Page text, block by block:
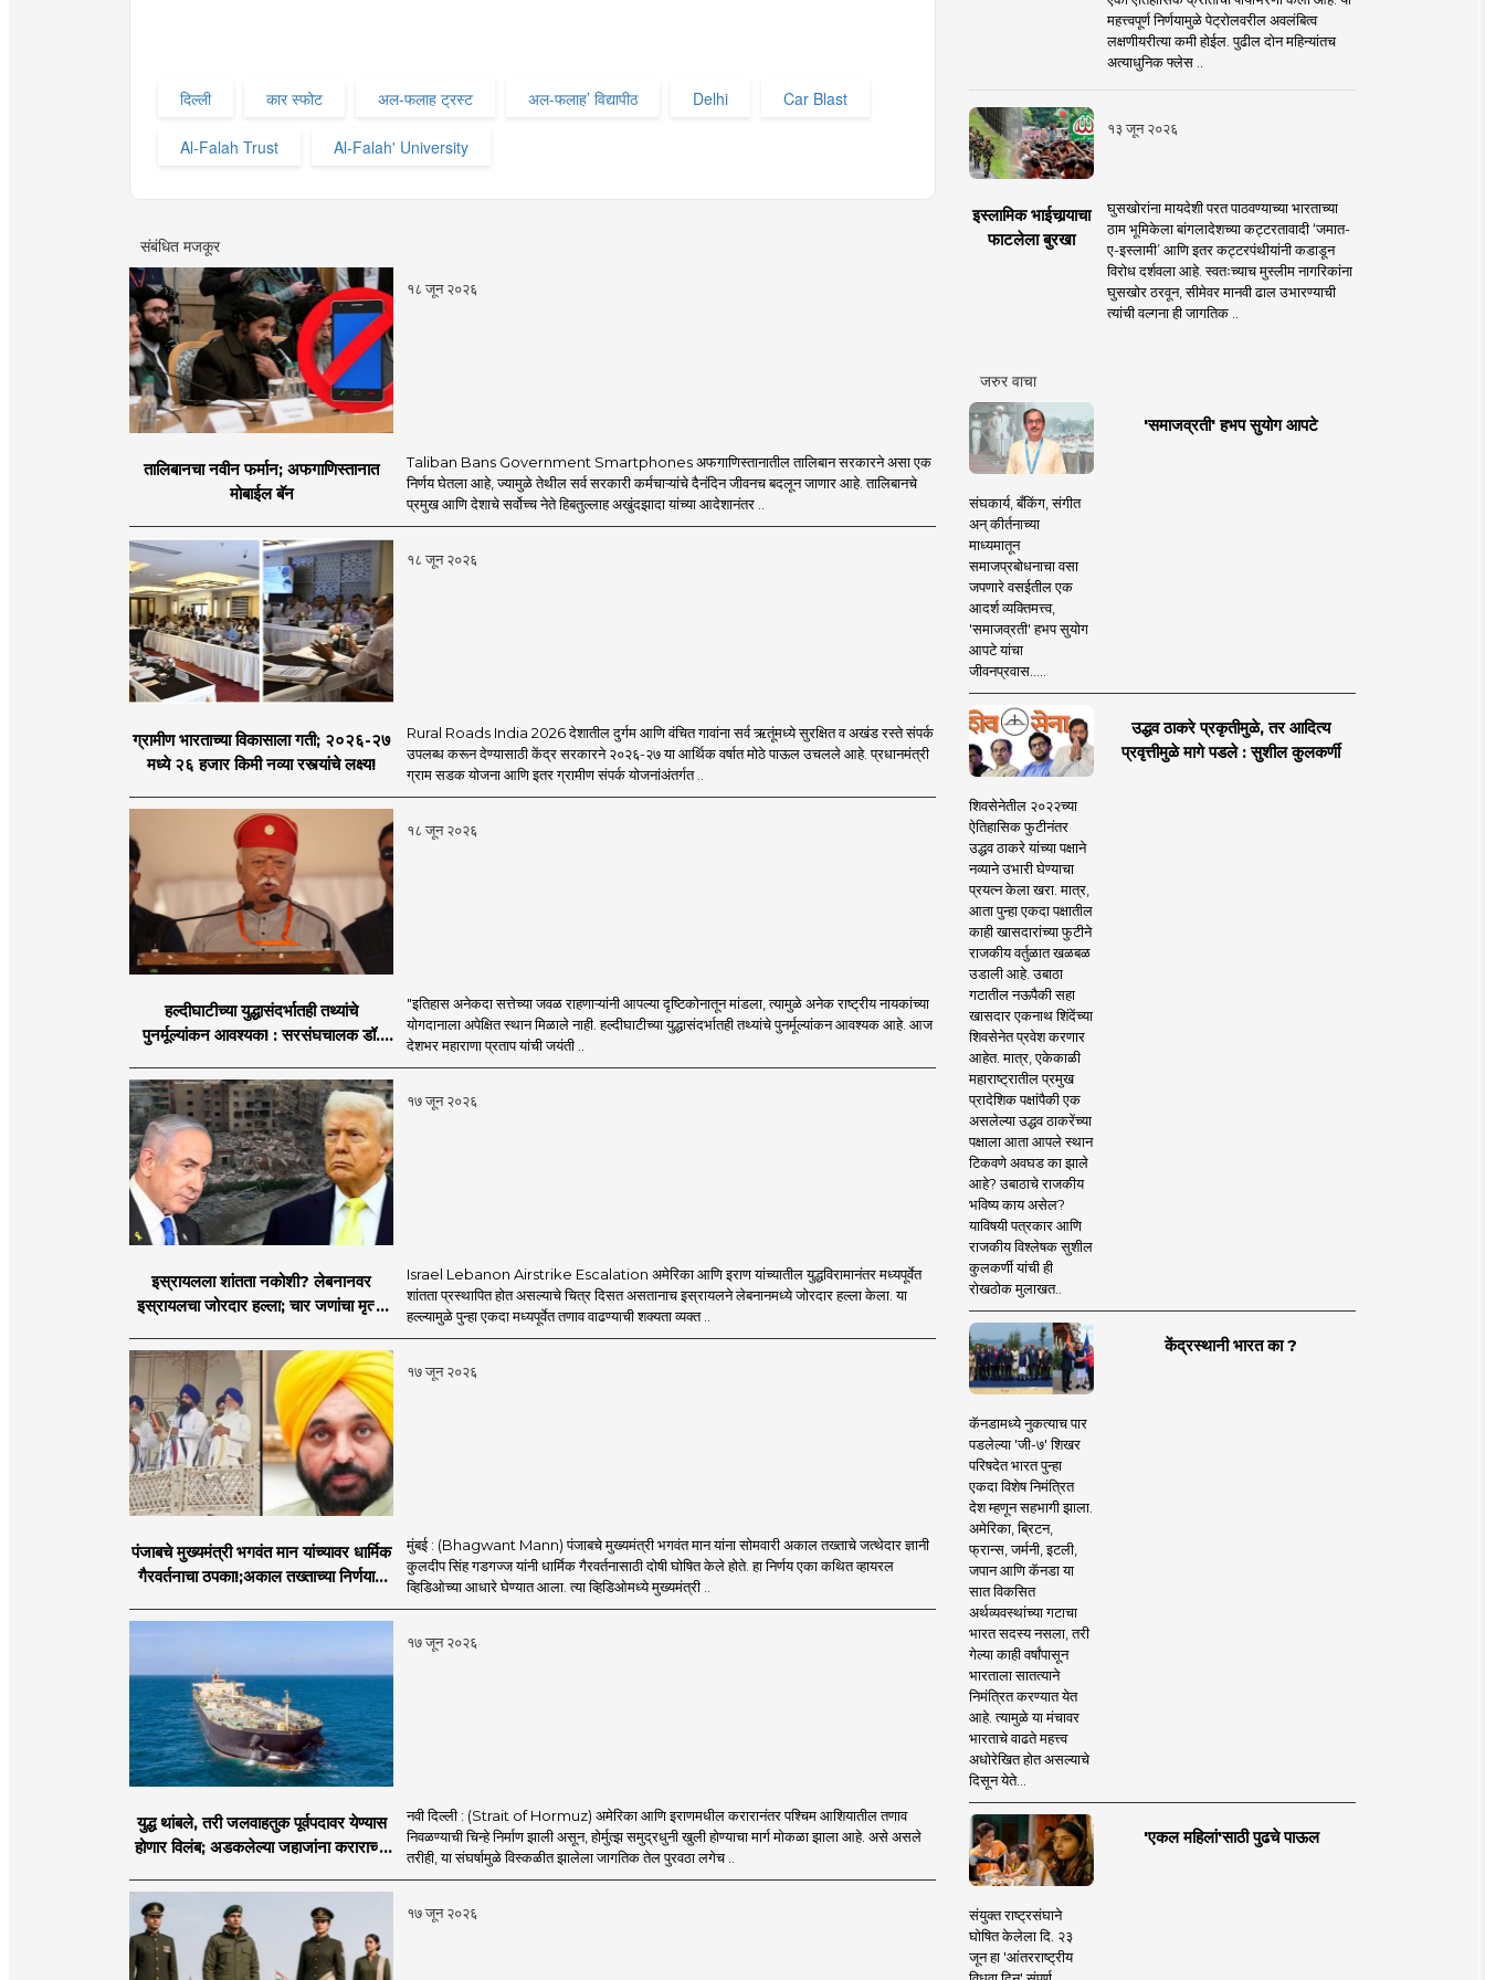
दिल्ली कार स्फोट अल-फलाह ट्रस्ट अल-फलाह’ विद्यापीठ Delhi Car Blast
Al-Falah Trust Al-Falah' University
संबंधित मजकूर
१८ जून २०२६
तालिबानचा नवीन फर्मान; अफगाणिस्तानात
मोबाईल बॅन
Taliban Bans Government Smartphones अफगाणिस्तानातील तालिबान सरकारने असा एक
निर्णय घेतला आहे, ज्यामुळे तेथील सर्व सरकारी कर्मचाऱ्यांचे दैनंदिन जीवनच बदलून जाणार आहे. तालिबानचे
प्रमुख आणि देशाचे सर्वोच्च नेते हिबतुल्लाह अखुंदझादा यांच्या आदेशानंतर ..
१८ जून २०२६
ग्रामीण भारताच्या विकासाला गती; २०२६-२७
मध्ये २६ हजार किमी नव्या रस्त्यांचे लक्ष्य!
Rural Roads India 2026 देशातील दुर्गम आणि वंचित गावांना सर्व ऋतूंमध्ये सुरक्षित व अखंड रस्ते संपर्क
उपलब्ध करून देण्यासाठी केंद्र सरकारने २०२६-२७ या आर्थिक वर्षात मोठे पाऊल उचलले आहे. प्रधानमंत्री
ग्राम सडक योजना आणि इतर ग्रामीण संपर्क योजनांअंतर्गत ..
१८ जून २०२६
हल्दीघाटीच्या युद्धासंदर्भातही तथ्यांचे
पुनर्मूल्यांकन आवश्यक! : सरसंघचालक डॉ.
"इतिहास अनेकदा सत्तेच्या जवळ राहणाऱ्यांनी आपल्या दृष्टिकोनातून मांडला, त्यामुळे अनेक राष्ट्रीय नायकांच्या
योगदानाला अपेक्षित स्थान मिळाले नाही. हल्दीघाटीच्या युद्धासंदर्भातही तथ्यांचे पुनर्मूल्यांकन आवश्यक आहे. आज
देशभर महाराणा प्रताप यांची जयंती ..
१७ जून २०२६
इस्रायलला शांतता नकोशी? लेबनानवर
इस्रायलचा जोरदार हल्ला; चार जणांचा मृत्यू,
Israel Lebanon Airstrike Escalation अमेरिका आणि इराण यांच्यातील युद्धविरामानंतर मध्यपूर्वेत
शांतता प्रस्थापित होत असल्याचे चित्र दिसत असतानाच इस्रायलने लेबनानमध्ये जोरदार हल्ला केला. या
हल्ल्यामुळे पुन्हा एकदा मध्यपूर्वेत तणाव वाढण्याची शक्यता व्यक्त ..
१७ जून २०२६
पंजाबचे मुख्यमंत्री भगवंत मान यांच्यावर धार्मिक
गैरवर्तनाचा ठपका!;अकाल तख्ताच्या निर्णयाने
मुंबई : (Bhagwant Mann) पंजाबचे मुख्यमंत्री भगवंत मान यांना सोमवारी अकाल तख्ताचे जत्थेदार ज्ञानी
कुलदीप सिंह गडगज्ज यांनी धार्मिक गैरवर्तनासाठी दोषी घोषित केले होते. हा निर्णय एका कथित व्हायरल
व्हिडिओच्या आधारे घेण्यात आला. त्या व्हिडिओमध्ये मुख्यमंत्री ..
१७ जून २०२६
युद्ध थांबले, तरी जलवाहतुक पूर्वपदावर येण्यास
होणार विलंब; अडकलेल्या जहाजांना कराराच्या
नवी दिल्ली : (Strait of Hormuz) अमेरिका आणि इराणमधील करारानंतर पश्चिम आशियातील तणाव
निवळण्याची चिन्हे निर्माण झाली असून, होर्मुत्झ समुद्रधुनी खुली होण्याचा मार्ग मोकळा झाला आहे. असे असले
तरीही, या संघर्षामुळे विस्कळीत झालेला जागतिक तेल पुरवठा लगेच ..
१७ जून २०२६
महत्त्वपूर्ण निर्णयामुळे पेट्रोलवरील अवलंबित्व
लक्षणीयरीत्या कमी होईल. पुढील दोन महिन्यांतच
अत्याधुनिक फ्लेस ..
१३ जून २०२६
इस्लामिक भाईचार्‍याचा
फाटलेला बुरखा
घुसखोरांना मायदेशी परत पाठवण्याच्या भारताच्या
ठाम भूमिकेला बांगलादेशच्या कट्टरतावादी ‘जमात-
ए-इस्लामी’ आणि इतर कट्टरपंथीयांनी कडाडून
विरोध दर्शवला आहे. स्वतःच्याच मुस्लीम नागरिकांना
घुसखोर ठरवून, सीमेवर मानवी ढाल उभारण्याची
त्यांची वल्गना ही जागतिक ..
जरुर वाचा
'समाजव्रती' हभप सुयोग आपटे
संघकार्य, बँकिंग, संगीत
अन् कीर्तनाच्या
माध्यमातून
समाजप्रबोधनाचा वसा
जपणारे वसईतील एक
आदर्श व्यक्तिमत्त्व,
'समाजव्रती' हभप सुयोग
आपटे यांचा
जीवनप्रवास.....
उद्धव ठाकरे प्रकृतीमुळे, तर आदित्य
प्रवृत्तीमुळे मागे पडले : सुशील कुलकर्णी
शिवसेनेतील २०२२च्या
ऐतिहासिक फुटीनंतर
उद्धव ठाकरे यांच्या पक्षाने
नव्याने उभारी घेण्याचा
प्रयत्न केला खरा. मात्र,
आता पुन्हा एकदा पक्षातील
काही खासदारांच्या फुटीने
राजकीय वर्तुळात खळबळ
उडाली आहे. उबाठा
गटातील नऊपैकी सहा
खासदार एकनाथ शिंदेंच्या
शिवसेनेत प्रवेश करणार
आहेत. मात्र, एकेकाळी
महाराष्ट्रातील प्रमुख
प्रादेशिक पक्षांपैकी एक
असलेल्या उद्धव ठाकरेंच्या
पक्षाला आता आपले स्थान
टिकवणे अवघड का झाले
आहे? उबाठाचे राजकीय
भविष्य काय असेल?
याविषयी पत्रकार आणि
राजकीय विश्लेषक सुशील
कुलकर्णी यांची ही
रोखठोक मुलाखत..
केंद्रस्थानी भारत का ?
कॅनडामध्ये नुकत्याच पार
पडलेल्या 'जी-७' शिखर
परिषदेत भारत पुन्हा
एकदा विशेष निमंत्रित
देश म्हणून सहभागी झाला.
अमेरिका, ब्रिटन,
फ्रान्स, जर्मनी, इटली,
जपान आणि कॅनडा या
सात विकसित
अर्थव्यवस्थांच्या गटाचा
भारत सदस्य नसला, तरी
गेल्या काही वर्षांपासून
भारताला सातत्याने
निमंत्रित करण्यात येत
आहे. त्यामुळे या मंचावर
भारताचे वाढते महत्त्व
अधोरेखित होत असल्याचे
दिसून येते...
'एकल महिलां'साठी पुढचे पाऊल
संयुक्त राष्ट्रसंघाने
घोषित केलेला दि. २३
जून हा 'आंतरराष्ट्रीय